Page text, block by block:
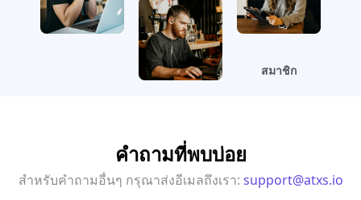
สมาชิก
คำถามที่พบบ่อย
สำหรับคำถามอื่นๆ กรุณาส่งอีเมลถึงเรา: support@atxs.io